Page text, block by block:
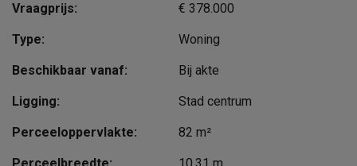
Vraagprijs: € 378.000
Type: Woning
Beschikbaar vanaf: Bij akte
Ligging: Stad centrum
Perceeloppervlakte: 82 m²